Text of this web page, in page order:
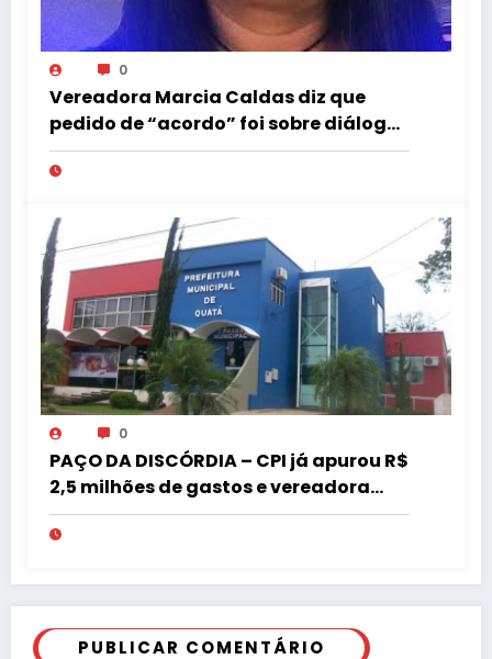
0
Vereadora Marcia Caldas diz que
pedido de “acordo” foi sobre diálogo
institucional
0
PAÇO DA DISCÓRDIA – CPI já apurou R$
2,5 milhões de gastos e vereadora
pede “acordo” para aprovar R$ 9,5
milhões
PUBLICAR COMENTÁRIO